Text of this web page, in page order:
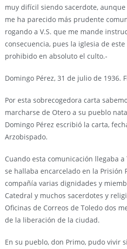
muy difícil siendo sacerdote,
me ha parecido más prudente
rogando a V.S. que me mande
consecuencia, pues la iglesia de
prohibido en absoluto el culto.-
Domingo Pérez, 31 de julio de 1936.
Por esta sobrecogedora carta
marcharse de Otero a su pueblo
Domingo Pérez escribió la carta,
Arzobispado.
Cuando esta comunicación llegaba
se hallaba encarcelado en la Prisión
compañía varias dignidades y
Catedral y muchos sacerdotes y
Oficinas de Correos de Toledo dos
de la liberación de la ciudad.
En su pueblo, don Primo, pudo vivir